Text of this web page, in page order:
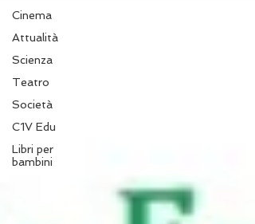
Cinema
Attualità
Scienza
Teatro
Società
C1V Edu
Libri per
bambini